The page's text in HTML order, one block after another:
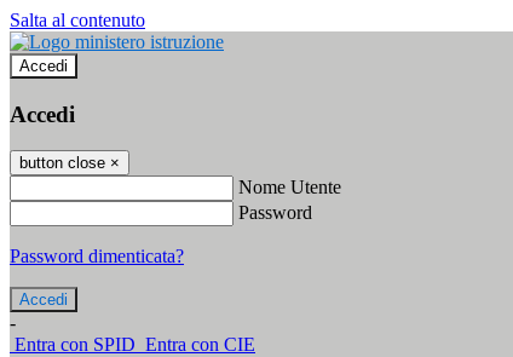
Salta al contenuto
Accedi
Accedi
button close ×
Nome Utente
Password
Password dimenticata?
-
Entra con SPID Entra con CIE